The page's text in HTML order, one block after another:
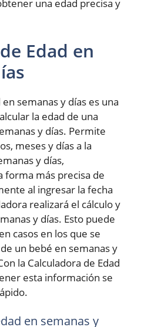
una edad precisa y
Edad en
semanas y días es una
la edad de una
y días. Permite
meses y días a la
y días,
forma más precisa de
al ingresar la fecha
realizará el cálculo y
y días. Esto puede
casos en los que se
un bebé en semanas y
la Calculadora de Edad
esta información se
en semanas y